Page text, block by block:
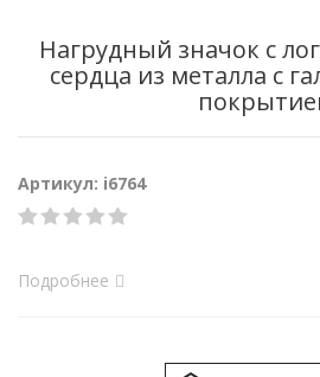
Нагрудный значок с
сердца из металла с
Артикул: i6764
Подробнее